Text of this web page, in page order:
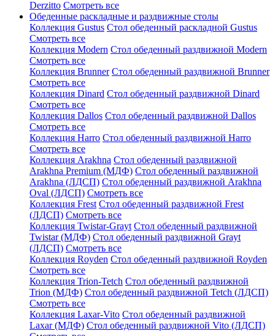
Derzitto Смотреть все
Обеденные раскладные и раздвижные столы
Коллекция Gustus Стол обеденный раскладной Gustus
Смотреть все
Коллекция Modern Стол обеденный раздвижной Modern
Смотреть все
Коллекция Brunner Стол обеденный раздвижной Brunner
Смотреть все
Коллекция Dinard Стол обеденный раздвижной Dinard
Смотреть все
Коллекция Dallos Стол обеденный раздвижной Dallos
Смотреть все
Коллекция Harro Стол обеденный раздвижной Harro
Смотреть все
Коллекция Arakhna Стол обеденный раздвижной
Arakhna Premium (МДФ) Стол обеденный раздвижной
Arakhna (ЛДСП) Стол обеденный раздвижной Arakhna
Oval (ЛДСП) Смотреть все
Коллекция Frest Стол обеденный раздвижной Frest
(ЛДСП) Смотреть все
Коллекция Twistar-Grayt Стол обеденный раздвижной
Twistar (МДФ) Стол обеденный раздвижной Grayt
(ЛДСП) Смотреть все
Коллекция Royden Стол обеденный раздвижной Royden
Смотреть все
Коллекция Trion-Tetch Стол обеденный раздвижной
Trion (МДФ) Стол обеденный раздвижной Tetch (ЛДСП)
Смотреть все
Коллекция Laxar-Vito Стол обеденный раздвижной
Laxar (МДФ) Стол обеденный раздвижной Vito (ЛДСП)